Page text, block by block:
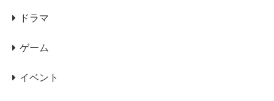
ドラマ
ゲーム
イベント